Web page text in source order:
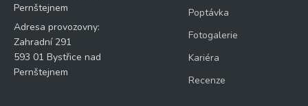
Pernštejnem
Adresa provozovny:
Zahradní 291
593 01 Bystřice nad
Pernštejnem
Poptávka
Fotogalerie
Kariéra
Recenze